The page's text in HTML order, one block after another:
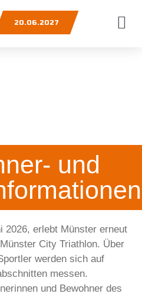
20.06.2027
und
2026, erlebt Münster erneut
City Triathlon. Über
werden sich auf
messen.
und Bewohner des